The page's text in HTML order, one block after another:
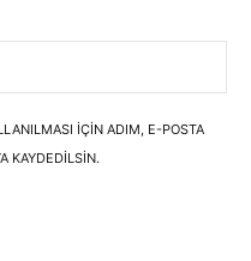
IÇIN ADIM, E-POSTA
KAYDEDILSIN.